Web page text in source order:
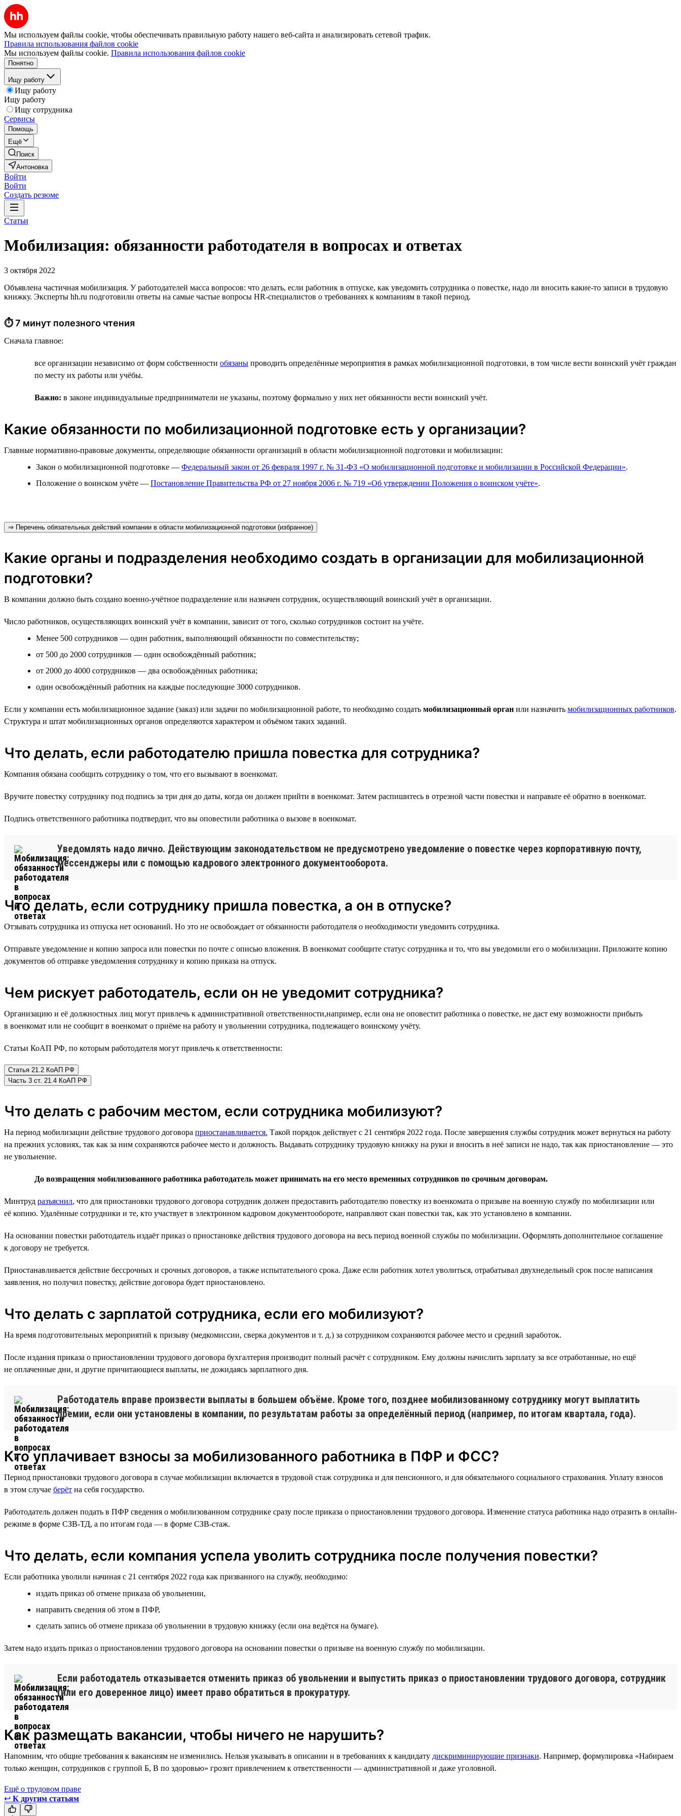
Мы используем файлы cookie, чтобы обеспечивать правильную работу нашего веб-сайта и анализировать сетевой трафик.
Правила использования файлов cookie
Мы используем файлы cookie. Правила использования файлов cookie
Понятно
Ищу работу
Ищу работу
Ищу работу
Ищу сотрудника
Сервисы
Помощь
Ещё
Поиск
Антоновка
Войти
Войти
Создать резюме
Статьи
Мобилизация: обязанности работодателя в вопросах и ответах
3 октября 2022
Объявлена частичная мобилизация. У работодателей масса вопросов: что делать, если работник в отпуске, как уведомить сотрудника о повестке, надо ли вносить какие-то записи в трудовую
книжку. Эксперты hh.ru подготовили ответы на самые частые вопросы HR-специалистов о требованиях к компаниям в такой период.
⏱ 7 минут полезного чтения
Сначала главное:
все организации независимо от форм собственности обязаны проводить определённые мероприятия в рамках мобилизационной подготовки, в том числе вести воинский учёт граждан
по месту их работы или учёбы.
Важно: в законе индивидуальные предприниматели не указаны, поэтому формально у них нет обязанности вести воинский учёт.
Какие обязанности по мобилизационной подготовке есть у организации?
Главные нормативно-правовые документы, определяющие обязанности организаций в области мобилизационной подготовки и мобилизации:
Закон о мобилизационной подготовке — Федеральный закон от 26 февраля 1997 г. № 31-ФЗ «О мобилизационной подготовке и мобилизации в Российской Федерации».
Положение о воинском учёте — Постановление Правительства РФ от 27 ноября 2006 г. № 719 «Об утверждении Положения о воинском учёте».
⇒ Перечень обязательных действий компании в области мобилизационной подготовки (избранное)
Какие органы и подразделения необходимо создать в организации для мобилизационной
подготовки?
В компании должно быть создано военно-учётное подразделение или назначен сотрудник, осуществляющий воинский учёт в организации.
Число работников, осуществляющих воинский учёт в компании, зависит от того, сколько сотрудников состоит на учёте.
Менее 500 сотрудников — один работник, выполняющий обязанности по совместительству;
от 500 до 2000 сотрудников — один освобождённый работник;
от 2000 до 4000 сотрудников — два освобождённых работника;
один освобождённый работник на каждые последующие 3000 сотрудников.
Если у компании есть мобилизационное задание (заказ) или задачи по мобилизационной работе, то необходимо создать мобилизационный орган или назначить мобилизационных работников.
Структура и штат мобилизационных органов определяются характером и объёмом таких заданий.
Что делать, если работодателю пришла повестка для сотрудника?
Компания обязана сообщить сотруднику о том, что его вызывают в военкомат.
Вручите повестку сотруднику под подпись за три дня до даты, когда он должен прийти в военкомат. Затем распишитесь в отрезной части повестки и направьте её обратно в военкомат.
Подпись ответственного работника подтвердит, что вы оповестили работника о вызове в военкомат.
Уведомлять надо лично. Действующим законодательством не предусмотрено уведомление о повестке через корпоративную почту,
мессенджеры или с помощью кадрового электронного документооборота.
Что делать, если сотруднику пришла повестка, а он в отпуске?
Отзывать сотрудника из отпуска нет оснований. Но это не освобождает от обязанности работодателя о необходимости уведомить сотрудника.
Отправьте уведомление и копию запроса или повестки по почте с описью вложения. В военкомат сообщите статус сотрудника и то, что вы уведомили его о мобилизации. Приложите копию
документов об отправке уведомления сотруднику и копию приказа на отпуск.
Чем рискует работодатель, если он не уведомит сотрудника?
Организацию и её должностных лиц могут привлечь к административной ответственности,например, если она не оповестит работника о повестке, не даст ему возможности прибыть
в военкомат или не сообщит в военкомат о приёме на работу и увольнении сотрудника, подлежащего воинскому учёту.
Статьи КоАП РФ, по которым работодателя могут привлечь к ответственности:
Статья 21.2 КоАП РФ
Часть 3 ст. 21.4 КоАП РФ
Что делать с рабочим местом, если сотрудника мобилизуют?
На период мобилизации действие трудового договора приостанавливается. Такой порядок действует с 21 сентября 2022 года. После завершения службы сотрудник может вернуться на работу
на прежних условиях, так как за ним сохраняются рабочее место и должность. Выдавать сотруднику трудовую книжку на руки и вносить в неё записи не надо, так как приостановление — это
не увольнение.
До возвращения мобилизованного работника работодатель может принимать на его место временных сотрудников по срочным договорам.
Минтруд разъяснил, что для приостановки трудового договора сотрудник должен предоставить работодателю повестку из военкомата о призыве на военную службу по мобилизации или
её копию. Удалённые сотрудники и те, кто участвует в электронном кадровом документообороте, направляют скан повестки так, как это установлено в компании.
На основании повестки работодатель издаёт приказ о приостановке действия трудового договора на весь период военной службы по мобилизации. Оформлять дополнительное соглашение
к договору не требуется.
Приостанавливается действие бессрочных и срочных договоров, а также испытательного срока. Даже если работник хотел уволиться, отрабатывал двухнедельный срок после написания
заявления, но получил повестку, действие договора будет приостановлено.
Что делать с зарплатой сотрудника, если его мобилизуют?
На время подготовительных мероприятий к призыву (медкомиссии, сверка документов и т. д.) за сотрудником сохраняются рабочее место и средний заработок.
После издания приказа о приостановлении трудового договора бухгалтерия производит полный расчёт с сотрудником. Ему должны начислить зарплату за все отработанные, но ещё
не оплаченные дни, и другие причитающиеся выплаты, не дожидаясь зарплатного дня.
Работодатель вправе произвести выплаты в большем объёме. Кроме того, позднее мобилизованному сотруднику могут выплатить
премии, если они установлены в компании, по результатам работы за определённый период (например, по итогам квартала, года).
Кто уплачивает взносы за мобилизованного работника в ПФР и ФСС?
Период приостановки трудового договора в случае мобилизации включается в трудовой стаж сотрудника и для пенсионного, и для обязательного социального страхования. Уплату взносов
в этом случае берёт на себя государство.
Работодатель должен подать в ПФР сведения о мобилизованном сотруднике сразу после приказа о приостановлении трудового договора. Изменение статуса работника надо отразить в онлайн-
режиме в форме СЗВ-ТД, а по итогам года — в форме СЗВ-стаж.
Что делать, если компания успела уволить сотрудника после получения повестки?
Если работника уволили начиная с 21 сентября 2022 года как призванного на службу, необходимо:
издать приказ об отмене приказа об увольнении,
направить сведения об этом в ПФР,
сделать запись об отмене приказа об увольнении в трудовую книжку (если она ведётся на бумаге).
Затем надо издать приказ о приостановлении трудового договора на основании повестки о призыве на военную службу по мобилизации.
Если работодатель отказывается отменить приказ об увольнении и выпустить приказ о приостановлении трудового договора, сотрудник
(или его доверенное лицо) имеет право обратиться в прокуратуру.
Как размещать вакансии, чтобы ничего не нарушить?
Напомним, что общие требования к вакансиям не изменились. Нельзя указывать в описании и в требованиях к кандидату дискриминирующие признаки. Например, формулировка «Набираем
только женщин, сотрудников с группой Б, В по здоровью» грозит привлечением к ответственности — административной и даже уголовной.
Ещё о трудовом праве
↩ К другим статьям